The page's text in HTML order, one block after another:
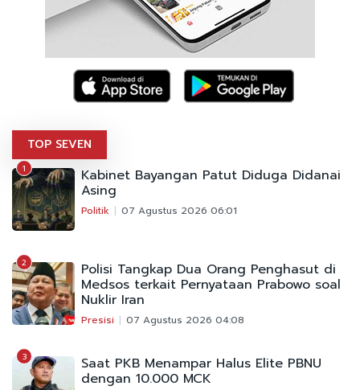
TOP SEVEN
1 Kabinet Bayangan Patut Diduga Didanai
Asing
Politik 07 Agustus 2026 06:01
2 Polisi Tangkap Dua Orang Penghasut di
Medsos terkait Pernyataan Prabowo soal
Nuklir Iran
Presisi 07 Agustus 2026 04:08
3 Saat PKB Menampar Halus Elite PBNU
dengan 10.000 MCK